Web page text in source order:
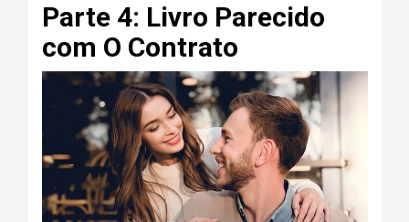
Parte 4: Livro Parecido
com O Contrato